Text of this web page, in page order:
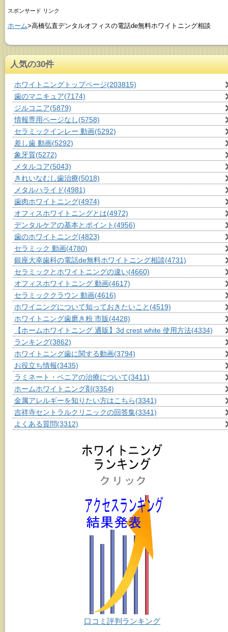
スポンサード リンク
ホーム>高橋弘直デンタルオフィスの電話de無料ホワイトニング相談
人気の30件
ホワイトニングトップページ(203815)
歯のマニキュア(7174)
ジルコニア(5879)
情報専用ページなし(5758)
セラミックインレー 動画(5292)
差し歯 動画(5292)
象牙質(5272)
メタルコア(5043)
きれいなむし歯治療(5018)
メタルハライド(4981)
歯肉ホワイトニング(4974)
オフィスホワイトニングとは(4972)
デンタルケアの基本とポイント (4956)
歯のホワイトニング(4823)
セラミック 動画(4780)
銀座大幸歯科の電話de無料ホワイトニング相談(4731)
セラミックとホワイトニングの違い(4660)
オフィスホワイトニング 動画(4617)
セラミッククラウン 動画(4616)
ホワイニングについて知っておきたいこと (4519)
ホワイトニング歯磨き粉 市販(4428)
【ホームホワイトニング 通販】3d crest white 使用方法(4334)
ランキング(3862)
ホワイトニング歯に関する動画(3794)
お役立ち情報(3435)
ラミネート・ベニアの治療について(3411)
ホームホワイトニング剤 (3354)
金属アレルギーを知りたい方はこちら(3341)
吉祥寺セントラルクリニックの回答集(3341)
よくある質問(3312)
口コミ評判ランキング